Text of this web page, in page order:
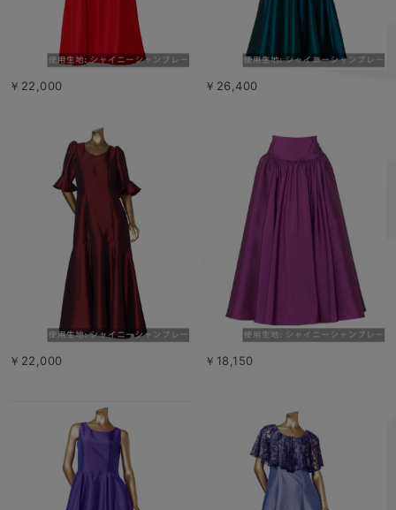
￥22,000 ￥26,400
￥22,000 ￥18,150